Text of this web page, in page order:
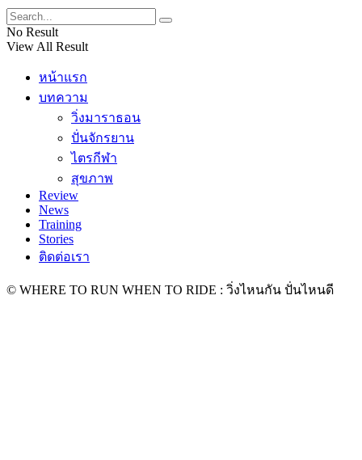
No Result
View All Result
หน้าแรก
บทความ
วิ่งมาราธอน
ปั่นจักรยาน
ไตรกีฬา
สุขภาพ
Review
News
Training
Stories
ติดต่อเรา
© WHERE TO RUN WHEN TO RIDE : วิ่งไหนกัน ปั่นไหนดี